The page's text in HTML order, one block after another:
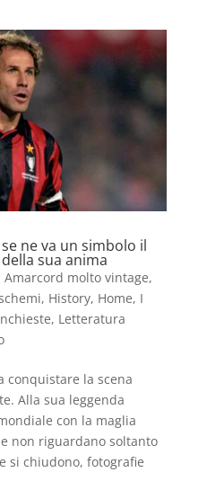
ne va un simbolo il
sua anima
Amarcord molto vintage,
, History, Home, I
, Letteratura
conquistare la scena
Alla sua leggenda
con la maglia
non riguardano soltanto
si chiudono, fotografie